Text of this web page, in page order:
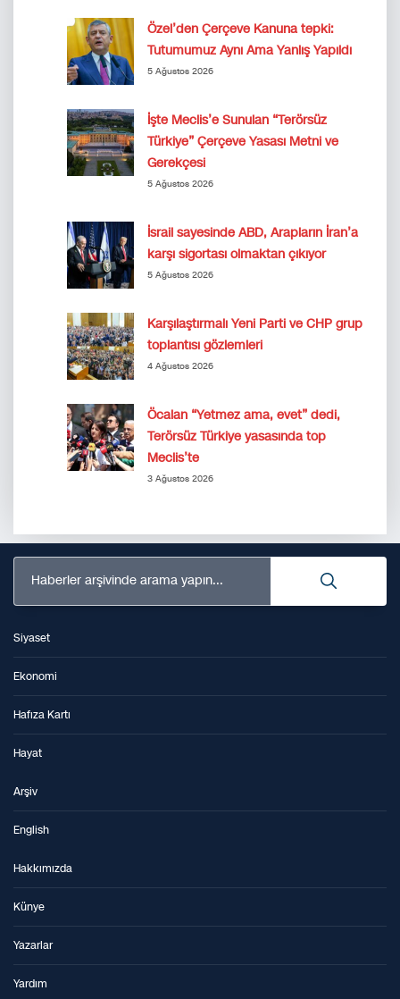
Özel’den Çerçeve Kanuna tepki:
Tutumumuz Aynı Ama Yanlış Yapıldı
5 Ağustos 2026
İşte Meclis’e Sunulan “Terörsüz
Türkiye” Çerçeve Yasası Metni ve
Gerekçesi
5 Ağustos 2026
İsrail sayesinde ABD, Arapların İran’a
karşı sigortası olmaktan çıkıyor
5 Ağustos 2026
Karşılaştırmalı Yeni Parti ve CHP grup
toplantısı gözlemleri
4 Ağustos 2026
Öcalan “Yetmez ama, evet” dedi,
Terörsüz Türkiye yasasında top
Meclis’te
3 Ağustos 2026
Haberler arşivinde arama yapın...
Siyaset
Ekonomi
Hafıza Kartı
Hayat
Arşiv
English
Hakkımızda
Künye
Yazarlar
Yardım